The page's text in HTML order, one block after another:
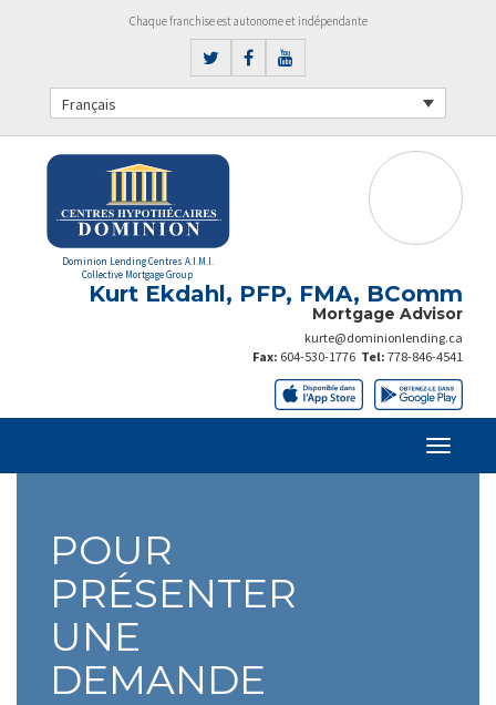
Chaque franchise est autonome et indépendante
Français
Dominion Lending Centres A.I.M.I.
Collective Mortgage Group
Kurt Ekdahl, PFP, FMA, BComm
Mortgage Advisor
kurte@dominionlending.ca
Tel: 778-846-4541
Fax: 604-530-1776
POUR
PRÉSENTER
UNE
DEMANDE